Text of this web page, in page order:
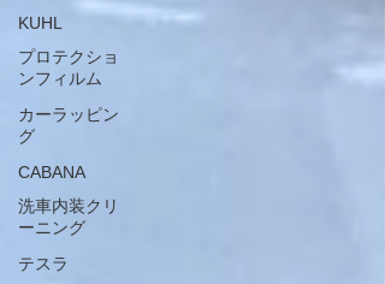
KUHL
プロテクショ
ンフィルム
カーラッピン
グ
CABANA
洗車内装クリ
ーニング
テスラ